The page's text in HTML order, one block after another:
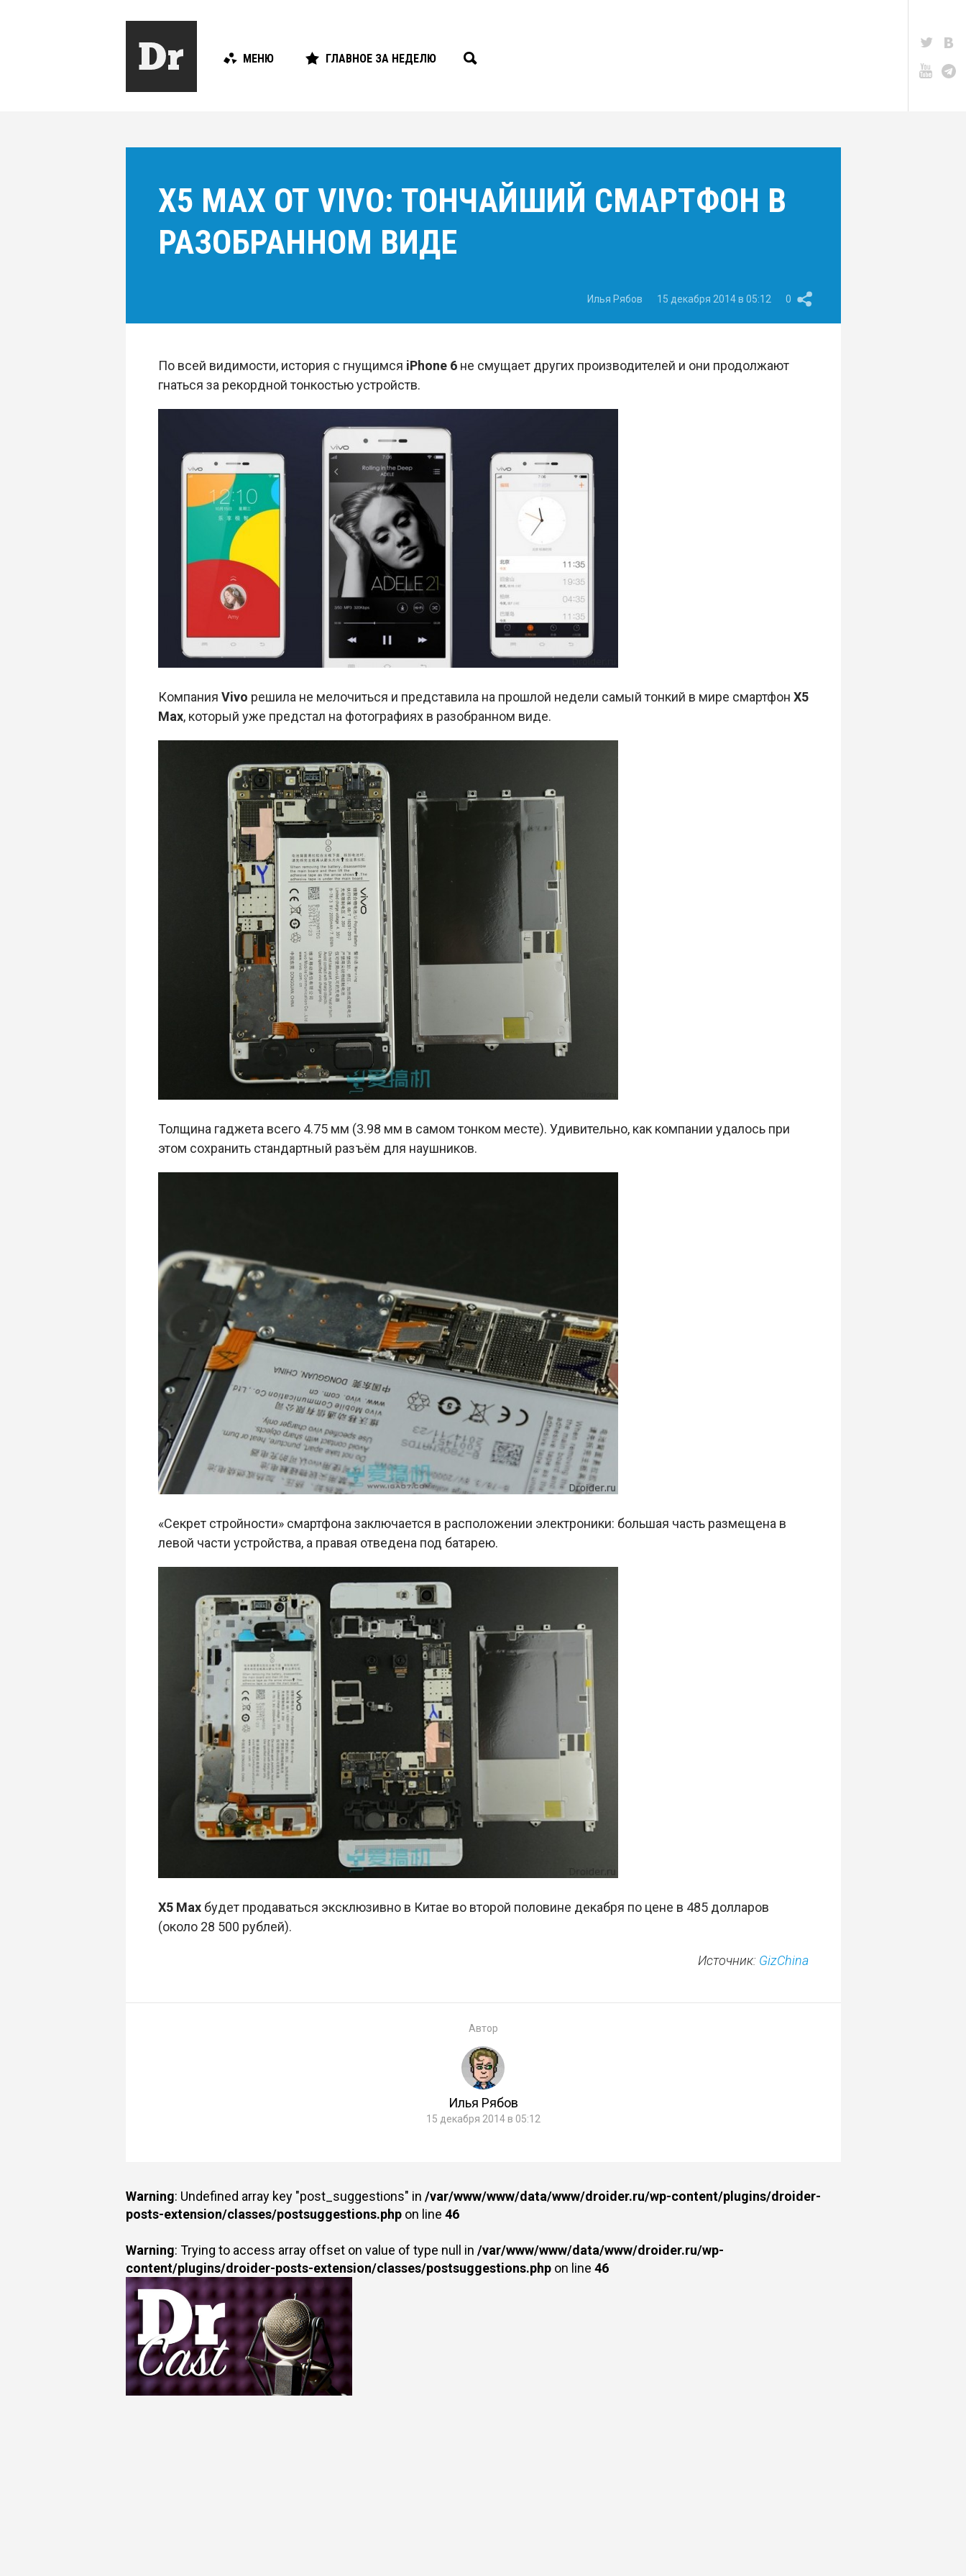
МЕНЮ ГЛАВНОЕ ЗА НЕДЕЛЮ
X5 MAX ОТ VIVO: ТОНЧАЙШИЙ СМАРТФОН В
РАЗОБРАННОМ ВИДЕ
Илья Рябов 15 декабря 2014 в 05:12 0
По всей видимости, история с гнущимся iPhone 6не смущает других производителей и они продолжают
гнаться за рекордной тонкостью устройств.
Компания Vivo решила не мелочиться и представила на прошлой недели самый тонкий в мире смартфон X5
Max, который уже предстал на фотографиях в разобранном виде.
Толщина гаджета всего 4.75 мм (3.98 мм в самом тонком месте). Удивительно, как компании удалось при
этом сохранить стандартный разъём для наушников.
«Секрет стройности» смартфона заключается в расположении электроники: большая часть размещена в
левой части устройства, а правая отведена под батарею.
X5 Maxбудет продаваться эксклюзивно в Китае во второй половине декабря по цене в 485 долларов
(около 28 500 рублей).
Источник: GizChina
Автор
Илья Рябов
15 декабря 2014 в 05:12
Warning: Undefined array key "post_suggestions" in /var/www/www/data/www/droider.ru/wp-content/plugins/droider-
posts-extension/classes/postsuggestions.phpon line 46
Warning: Trying to access array offset on value of type null in /var/www/www/data/www/droider.ru/wp-
content/plugins/droider-posts-extension/classes/postsuggestions.phpon line 46